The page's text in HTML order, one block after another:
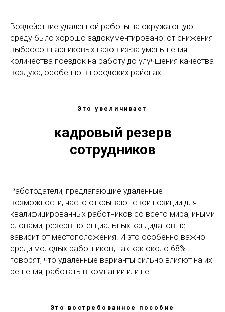
Воздействие удаленной работы на окружающую
среду было хорошо задокументировано: от снижения
выбросов парниковых газов из-за уменьшения
количества поездок на работу до улучшения качества
воздуха, особенно в городских районах.
Это увеличивает
кадровый резерв
сотрудников
Работодатели, предлагающие удаленные
возможности, часто открывают свои позиции для
квалифицированных работников со всего мира, иными
словами, резерв потенциальных кандидатов не
зависит от местоположения. И это особенно важно
среди молодых работников, так как около 68%
говорят, что удаленные варианты сильно влияют на их
решения, работать в компании или нет.
Это востребованное пособие